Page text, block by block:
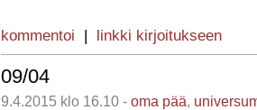
kommentoi | linkki kirjoitukseen
09/04
9.4.2015 klo 16.10 - oma pää,